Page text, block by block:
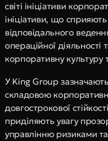
світі ініціативи
ініціативи, що
відповідального
операційної діяльності
корпоративну культуру
У King Group
складовою
довгострокової
приділяють увагу
управлінню ризиками